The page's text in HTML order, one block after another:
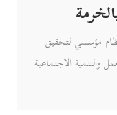
مؤسسي لتحقيق
والتنمية الاجتماعية